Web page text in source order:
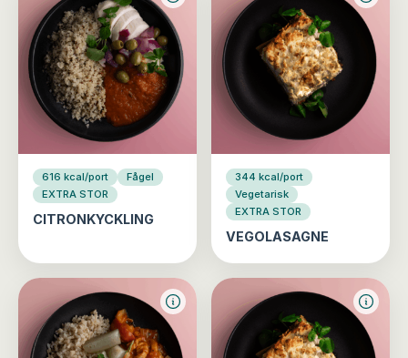
616 kcal/port
Fågel
EXTRA STOR
CITRONKYCKLING
344 kcal/port
Vegetarisk
EXTRA STOR
VEGOLASAGNE